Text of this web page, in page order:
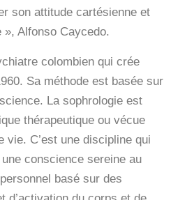
son attitude cartésienne et
Alfonso Caycedo.
colombien qui crée
Sa méthode est basée sur
La sophrologie est
thérapeutique ou vécue
vie. C’est une discipline qui
conscience sereine au
basé sur des